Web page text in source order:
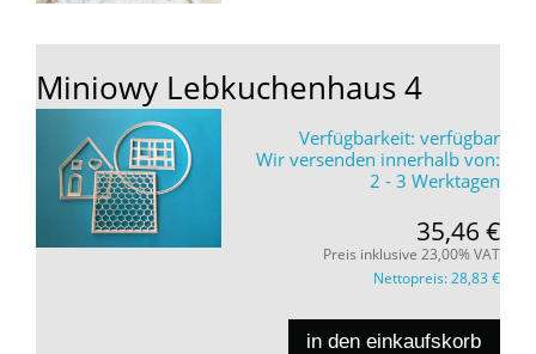
Miniowy Lebkuchenhaus 4
Verfügbarkeit: verfügbar
Wir versenden innerhalb von:
2 - 3 Werktagen
35,46 €
Preis inklusive 23,00% VAT
Nettopreis:28,83 €
in den einkaufskorb